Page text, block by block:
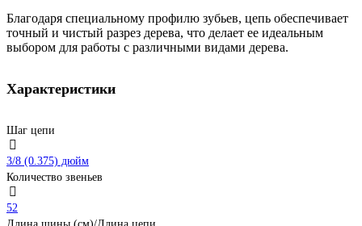
Благодаря специальному профилю зубьев, цепь обеспечивает
точный и чистый разрез дерева, что делает ее идеальным
выбором для работы с различными видами дерева.
Характеристики
Шаг цепи
3/8 (0.375) дюйм
Количество звеньев
52